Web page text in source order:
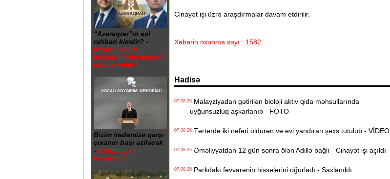
“Azəraqrar”ın əsl
rəhbəri kimdir? -
Nazirin sabiq
komandirinin maaşı 7
dəfə artırılıb?
Bizim iradəmizə qarşı
çıxanın başı əziləcək
- Azərbaycan
Prezidenti
Cinayət işi üzrə araşdırmalar davam etdirilir.
Xəbərin oxunma sayı : 1582
Hadisə
07.08.26Malayziyadan gətirilən bioloji aktiv qida məhsullarında
uyğunsuzluq aşkarlanıb - FOTO
07.08.26Tərtərdə iki nəfəri öldürən və evi yandıran şəxs tutulub - VİDEO
07.08.26Əməliyyatdan 12 gün sonra ölən Adillə bağlı - Cinayət işi açıldı
07.08.26Parkdakı fəvvarənin hissələrini oğurladı - Saxlanıldı